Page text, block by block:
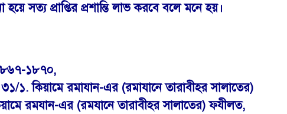
সত্য প্রাপ্তির প্রশান্তি লাভ করবে বলে মনে হয়।
১৮৭০,
১. কিয়ামে রমাযান-এর (রমাযানে তারাবীহর সালাতের)
রমযান-এর (রমযানে তারাবীহর সালাতের) ফযীলত,